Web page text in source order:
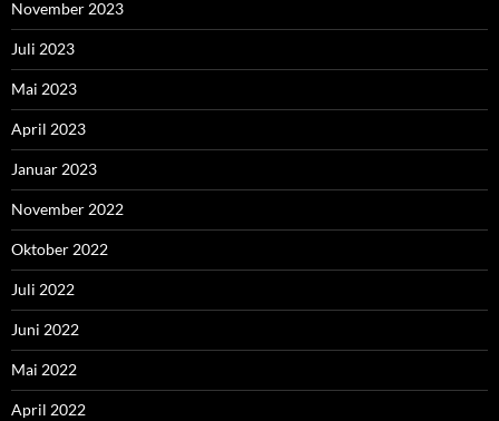
November 2023
Juli 2023
Mai 2023
April 2023
Januar 2023
November 2022
Oktober 2022
Juli 2022
Juni 2022
Mai 2022
April 2022